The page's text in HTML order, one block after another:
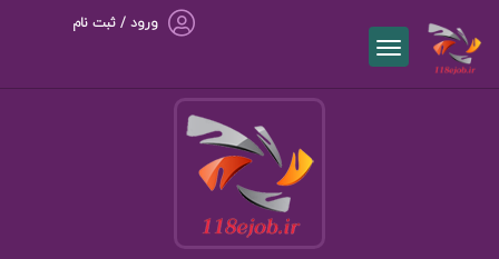
ورود / ثبت نام